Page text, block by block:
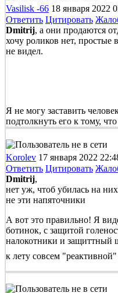
Vasilisk -66 18 января 2022
Ответить Цитировать
Dmitrij, а они продаются
хочу роликов нет, простые
не видел.
Я не могу заставить
подтолкнуть его к тому,
Korolev 17 января 2022
Ответить Цитировать
Dmitrij,
нет уж, чтоб убилась на
не эти напяточники
А вот это правильно! Я
ботинок, с защитой
налокотники и защиттный
к лету совсем "реактивной"